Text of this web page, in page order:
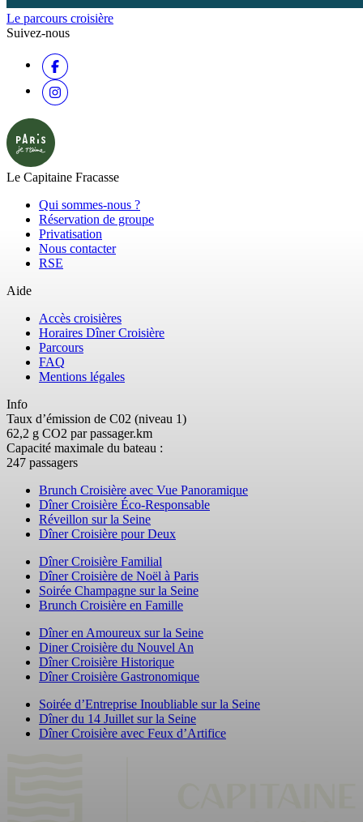
Le parcours croisière
Suivez-nous
Le Capitaine Fracasse
Qui sommes-nous ?
Réservation de groupe
Privatisation
Nous contacter
RSE
Aide
Accès croisières
Horaires Dîner Croisière
Parcours
FAQ
Mentions légales
Info
Taux d’émission de C02 (niveau 1)
62,2 g CO2 par passager.km
Capacité maximale du bateau :
247 passagers
Brunch Croisière avec Vue Panoramique
Dîner Croisière Éco-Responsable
Réveillon sur la Seine
Dîner Croisière pour Deux
Dîner Croisière Familial
Dîner Croisière de Noël à Paris
Soirée Champagne sur la Seine
Brunch Croisière en Famille
Dîner en Amoureux sur la Seine
Diner Croisière du Nouvel An
Dîner Croisière Historique
Dîner Croisière Gastronomique
Soirée d’Entreprise Inoubliable sur la Seine
Dîner du 14 Juillet sur la Seine
Dîner Croisière avec Feux d’Artifice